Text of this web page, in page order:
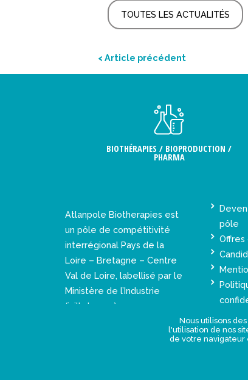
TOUTES LES ACTUALITÉS
< Article précédent
BIOTHÉRAPIES / BIOPRODUCTION /
PHARMA
Atlanpole Biotherapies est
un pôle de compétitivité
interrégional Pays de la
Loire – Bretagne – Centre
Val de Loire, labellisé par le
Ministère de l’Industrie
(juillet 2005).
pôle
Offres
Nous utilisons
l'utilisation de nos
de votre navigateur